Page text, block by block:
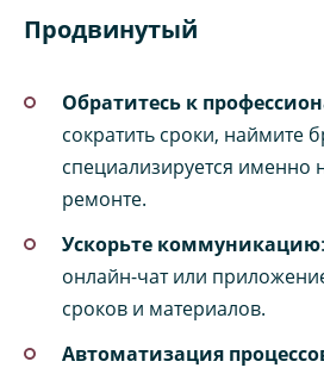
Продвинутый
Обратитесь к
сократить сроки, наймите
специализируется именно
ремонте.
Ускорьте коммуникацию
онлайн-чат или
сроков и материалов.
Автоматизация